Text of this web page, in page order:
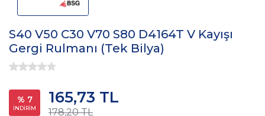
S40 V50 C30 V70 S80 D4164T V Kayışı
Gergi Rulmanı (Tek Bilya)
% 7
İNDİRİM 178,20 TL
165,73 TL